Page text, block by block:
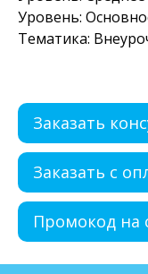
Уровень:
Тематика:
Заказать
Заказать с
Промокод на